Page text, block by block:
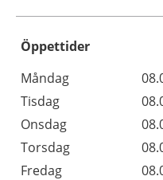
Öppettider
Dag
Öppettider
Kommentarer
Måndag
Tisdag
Onsdag
Torsdag
Fredag